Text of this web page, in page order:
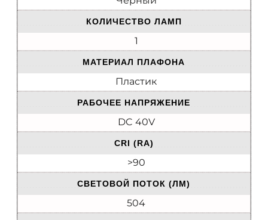
КОЛИЧЕСТВО ЛАМП
1
МАТЕРИАЛ ПЛАФОНА
Пластик
РАБОЧЕЕ НАПРЯЖЕНИЕ
DC 40V
CRI (RA)
>90
CВЕТОВОЙ ПОТОК (ЛМ)
504